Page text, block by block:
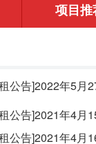
项目推
公告]2021年4月
公告]2021年4月